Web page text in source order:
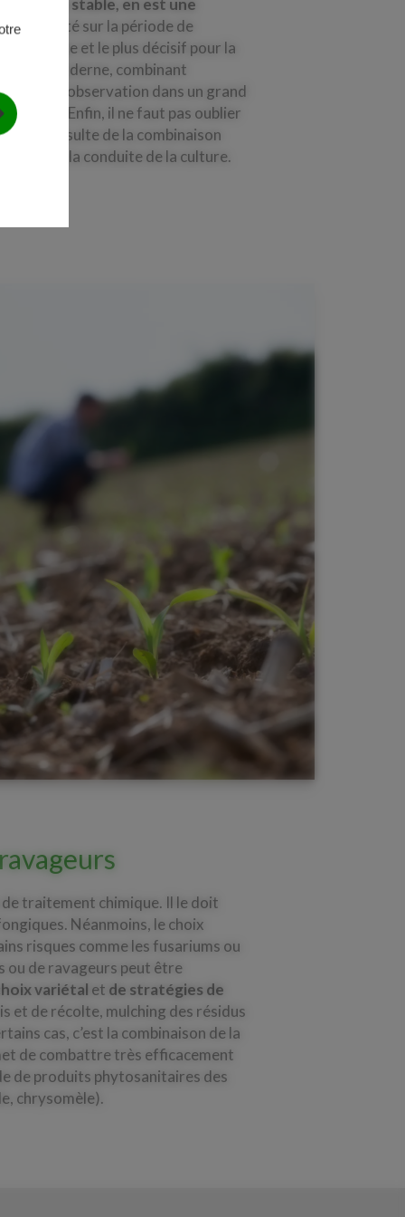
reste stable, en est une
porté sur la période de
hydrique et le plus décisif pour la
moderne, combinant
de l’observation dans un grand
progrès. Enfin, il ne faut pas oublier
résulte de la combinaison
de la conduite de la culture.
traitement chimique. Il le doit
Néanmoins, le choix
risques comme les fusariums ou
ou de ravageurs peut être
variétal et de stratégies de
et de récolte, mulching des résidus
cas, c’est la combinaison de la
de combattre très efficacement
de produits phytosanitaires des
chrysomèle).